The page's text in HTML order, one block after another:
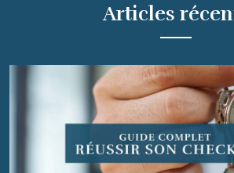
Articles